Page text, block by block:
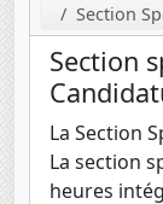
Section
Section
La Section
La section
heures